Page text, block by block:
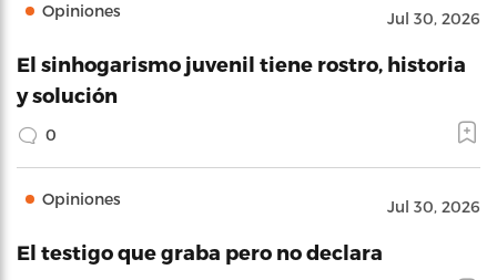
Opiniones Jul 30, 2026
El sinhogarismo juvenil tiene rostro, historia
y solución
0
Opiniones Jul 30, 2026
El testigo que graba pero no declara